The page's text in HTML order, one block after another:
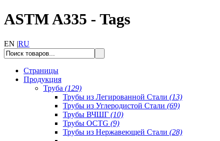
ASTM A335 - Tags
EN |RU
Страницы
Продукция
Труба (129)
Трубы из Легированной Стали (13)
Трубы из Углеродистой Стали (69)
Трубы ВЧШГ (10)
Трубы OCTG (9)
Трубы из Нержавеющей Стали (28)